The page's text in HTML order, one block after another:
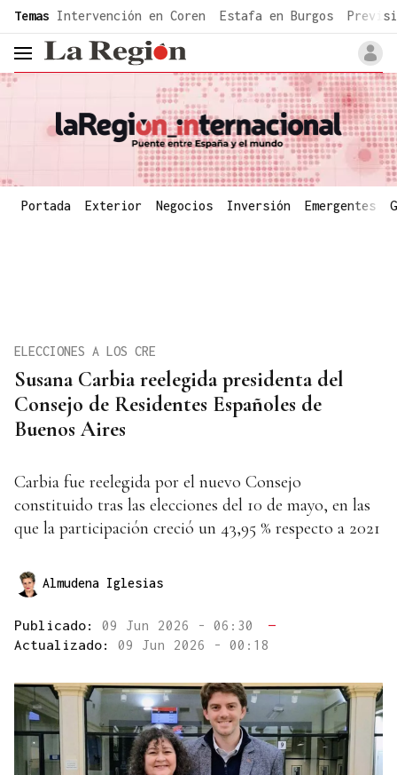
common.go-to-content
Temas Intervención en Coren Estafa en Burgos
header.menu.open
Portada Exterior Negocios Inversión Emergentes
Susana Carbia reelegida presidenta del
Consejo de Residentes Españoles de
Buenos Aires
ELECCIONES A LOS CRE
Carbia fue reelegida por el nuevo Consejo
constituido tras las elecciones del 10 de mayo, en las
que la participación creció un 43,95 % respecto a 2021
Almudena Iglesias
Publicado: 09 Jun 2026 - 06:30
—
Actualizado: 09 Jun 2026 - 00:18